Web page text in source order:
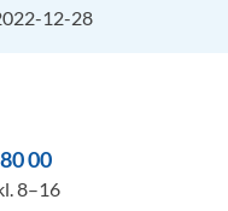
12-28
00
8–16